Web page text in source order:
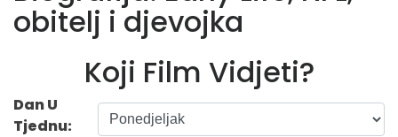
obitelj i djevojka
Koji Film Vidjeti?
Dan U
Tjednu: